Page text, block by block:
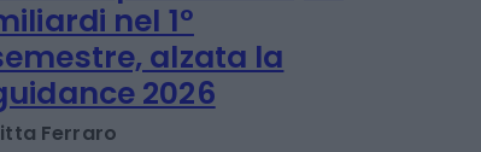
E MANAGEMENT
Bpm: utile a 1,06
nel 1°